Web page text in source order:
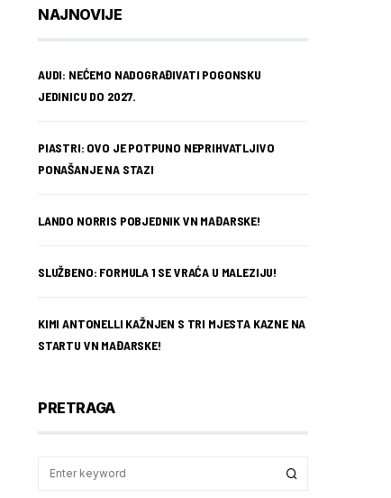
NAJNOVIJE
AUDI: NEĆEMO NADOGRAĐIVATI POGONSKU
JEDINICU DO 2027.
PIASTRI: OVO JE POTPUNO NEPRIHVATLJIVO
PONAŠANJE NA STAZI
LANDO NORRIS POBJEDNIK VN MAĐARSKE!
SLUŽBENO: FORMULA 1 SE VRAĆA U MALEZIJU!
KIMI ANTONELLI KAŽNJEN S TRI MJESTA KAZNE NA
STARTU VN MAĐARSKE!
PRETRAGA